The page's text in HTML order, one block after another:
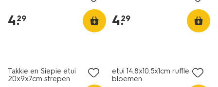
4.
29 4.
29
Takkie en Siepie etui
20x9x7cm strepen
etui 14.8x10.5x1cm ruffles
bloemen